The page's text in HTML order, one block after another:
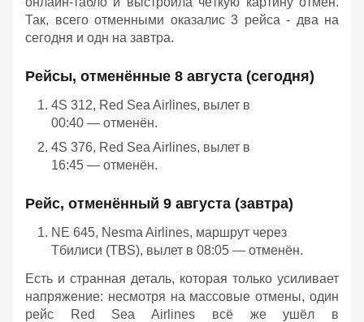
Так, всего отменными оказалис 3 рейса - два на
сегодня и одн на завтра.
Рейсы, отменённые 8 августа (сегодня)
4S 312, Red Sea Airlines, вылет в
00:40 — отменён.
4S 376, Red Sea Airlines, вылет в
16:45 — отменён.
Рейс, отменённый 9 августа (завтра)
NE 645, Nesma Airlines, маршрут через
Тбилиси (TBS), вылет в 08:05 — отменён.
Есть и странная деталь, которая только усиливает
напряжение: несмотря на массовые отмены, один
рейс Red Sea Airlines всё же ушёл в